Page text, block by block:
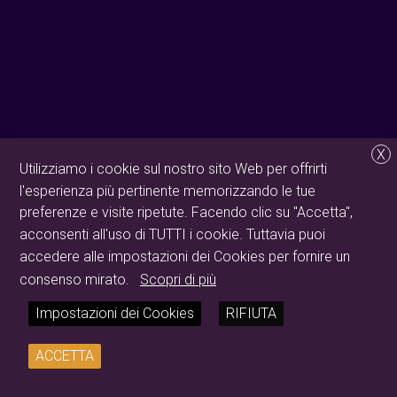
X
Utilizziamo i cookie sul nostro sito Web per offrirti
l'esperienza più pertinente memorizzando le tue
preferenze e visite ripetute. Facendo clic su "Accetta",
acconsenti all'uso di TUTTI i cookie. Tuttavia puoi
accedere alle impostazioni dei Cookies per fornire un
consenso mirato.
Scopri di più
Impostazioni dei Cookies
RIFIUTA
ACCETTA